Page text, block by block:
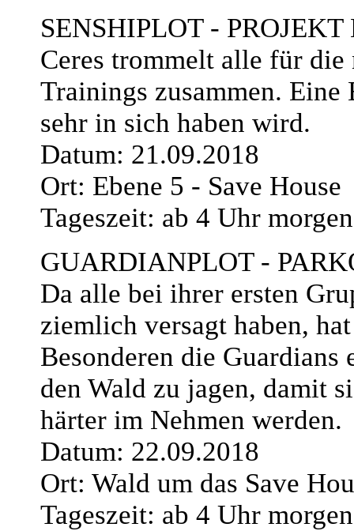
SENSHIPLOT -
Ceres trommelt alle für die
Trainings zusammen. Eine
sehr in sich haben wird.
Datum: 21.09.2018
Ort: Ebene 5 - Save House
Tageszeit: ab 4 Uhr
GUARDIANPLOT -
Da alle bei ihrer ersten
ziemlich versagt haben,
Besonderen die Guardians
den Wald zu jagen, damit
härter im Nehmen werden.
Datum: 22.09.2018
Ort: Wald um das Save
Tageszeit: ab 4 Uhr